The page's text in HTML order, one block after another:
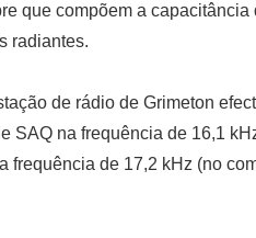
que compõem a
radiantes.
de rádio de Grimeton
SAQ na frequência de 16,1
frequência de 17,2 kHz (no